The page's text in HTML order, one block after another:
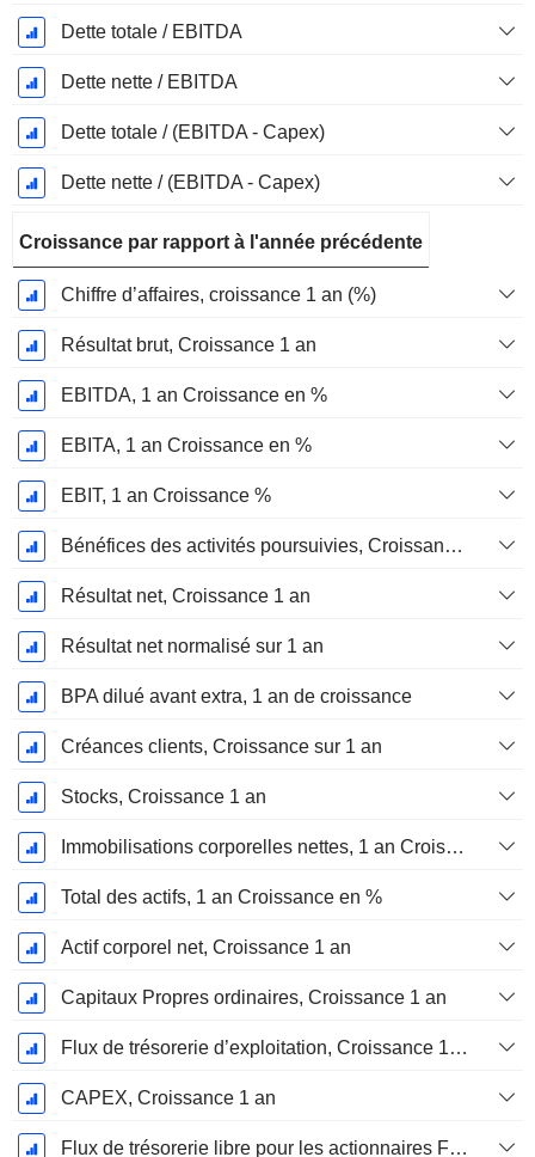
Dette totale / EBITDA
Dette nette / EBITDA
Dette totale / (EBITDA - Capex)
Dette nette / (EBITDA - Capex)
Croissance par rapport à l'année précédente
Chiffre d’affaires, croissance 1 an (%)
Résultat brut, Croissance 1 an
EBITDA, 1 an Croissance en %
EBITA, 1 an Croissance en %
EBIT, 1 an Croissance %
Bénéfices des activités poursuivies, Croissance 1 an
Résultat net, Croissance 1 an
Résultat net normalisé sur 1 an
BPA dilué avant extra, 1 an de croissance
Créances clients, Croissance sur 1 an
Stocks, Croissance 1 an
Immobilisations corporelles nettes, 1 an Croissance
Total des actifs, 1 an Croissance en %
Actif corporel net, Croissance 1 an
Capitaux Propres ordinaires, Croissance 1 an
Flux de trésorerie d’exploitation, Croissance 1 an
CAPEX, Croissance 1 an
Flux de trésorerie libre pour les actionnaires FCFE, Croissance 1 an